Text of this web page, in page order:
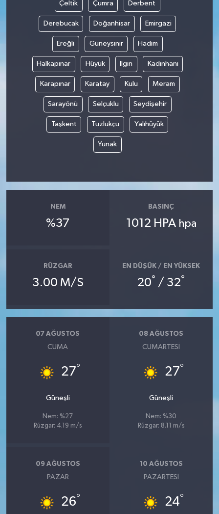
Çeltik Çumra Derbent
Derebucak Doğanhisar Emirgazi
Ereğli Güneysınır Hadim
Halkapınar Hüyük Ilgın Kadınhanı
Karapınar Karatay Kulu Meram
Sarayönü Selçuklu Seydişehir
Taşkent Tuzlukçu Yalıhüyük
Yunak
NEM
%37
BASINÇ
1012 HPA hpa
RÜZGAR
3.00 M/S
EN DÜŞÜK / EN YÜKSEK
20° / 32°
07 AĞUSTOS
CUMA
27°
Güneşli
Nem: %27
Rüzgar: 4.19 m/s
08 AĞUSTOS
CUMARTESI
27°
Güneşli
Nem: %30
Rüzgar: 8.11 m/s
09 AĞUSTOS
PAZAR
26°
10 AĞUSTOS
PAZARTESI
24°